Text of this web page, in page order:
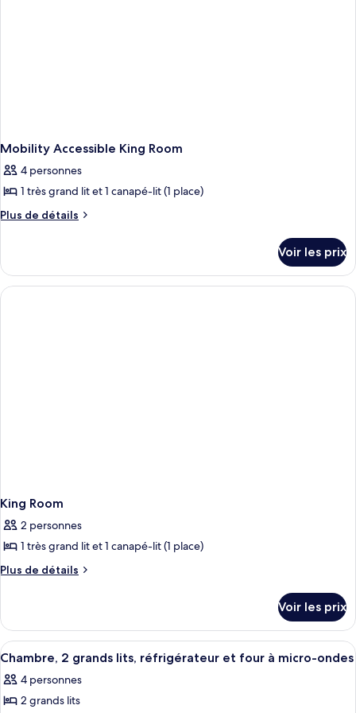
Mobility Accessible King Room
4 personnes
1 très grand lit et 1 canapé-lit (1 place)
Plus de détails
Plus
le
type
de
Voir les prix
King Room
2 personnes
1 très grand lit et 1 canapé-lit (1 place)
Plus de détails
Plus
le
type
de
King
Room
Voir les prix
Afficher
toutes
les
photos
Une chambre d’hôtel avec deux
5
Chambre, 2 grands lits, réfrigérateur et four à micro-ondes
4 personnes
2 grands lits